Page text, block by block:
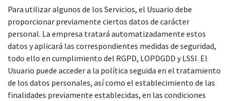
Para utilizar algunos de los Servicios, el Usuario debe
proporcionar previamente ciertos datos de carácter
personal. La empresa tratará automatizadamente estos
datos y aplicará las correspondientes medidas de seguridad,
todo ello en cumplimiento del RGPD, LOPDGDD y LSSI. El
Usuario puede acceder a la política seguida en el tratamiento
de los datos personales, así como el establecimiento de las
finalidades previamente establecidas, en las condiciones